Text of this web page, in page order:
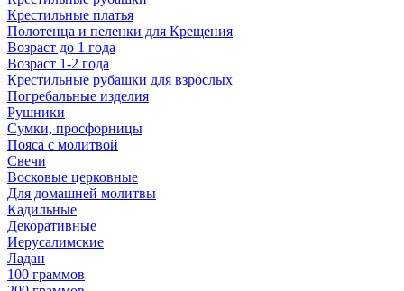
Крестильные платья
Полотенца и пеленки для Крещения
Возраст до 1 года
Возраст 1-2 года
Крестильные рубашки для взрослых
Погребальные изделия
Рушники
Сумки, просфорницы
Пояса с молитвой
Свечи
Восковые церковные
Для домашней молитвы
Кадильные
Декоративные
Иерусалимские
Ладан
100 граммов